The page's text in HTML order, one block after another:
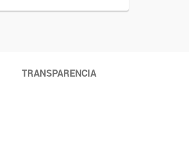
TRANSPARENCIA